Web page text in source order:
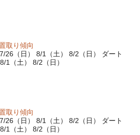
取り傾向
26（日） 8/1（土） 8/2（日） ダート
1（土） 8/2（日）
取り傾向
26（日） 8/1（土） 8/2（日） ダート
1（土） 8/2（日）